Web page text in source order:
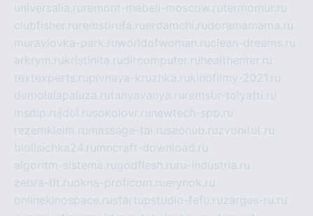
universalia.ru remont-mebeli-moscow.rutermomur.ru
clubfisher.ru remstirufa.ruerdamchi.rudoramamama.ru
muraviovka-park.ruworldofwoman.ruclean-dreams.ru
arkrym.rukristinita.rudircomputer.ru healthenter.ru
textexperts.rupivnaya-kruzhka.rukinofilmy-2021.ru
demolalapaluza.rutanyavanya.ru remstir-tolyatti.ru
msdip.ru jdol.rusokolovr.ru newtech-spb.ru
rezemkleim.ru massage-tai.ruseonub.ruzvonitut.ru
biolisichka24.ru mncraft-download.ru
algoritm-sistema.rugodflesh.ru ru-industria.ru
zebra-tlt.ruokna-proficom.ruerynok.ru
onlinekinospace.rustartupstudio-fefu.ruzarges-ru.ru